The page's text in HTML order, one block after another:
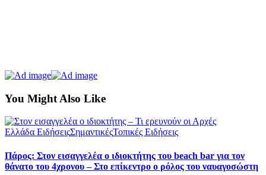
You Might Also Like
Ελλάδα ΕιδήσειςΣημαντικέςΤοπικές Ειδήσεις
Πάρος: Στον εισαγγελέα ο ιδιοκτήτης του beach bar για τον
θάνατο του 4χρονου – Στο επίκεντρο ο ρόλος του ναυαγοσώστη